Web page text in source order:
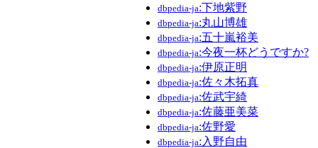
dbpedia-ja:下地紫野
dbpedia-ja:丸山博雄
dbpedia-ja:五十嵐裕美
dbpedia-ja:今夜一杯どうですか?
dbpedia-ja:伊原正明
dbpedia-ja:佐々木拓真
dbpedia-ja:佐武宇綺
dbpedia-ja:佐藤亜美菜
dbpedia-ja:佐野愛
dbpedia-ja:入野自由